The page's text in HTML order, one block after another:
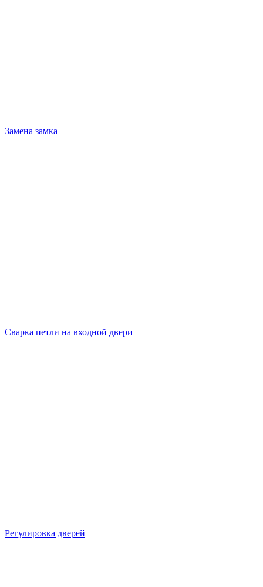
Замена замка
Сварка петли на входной двери
Регулировка дверей